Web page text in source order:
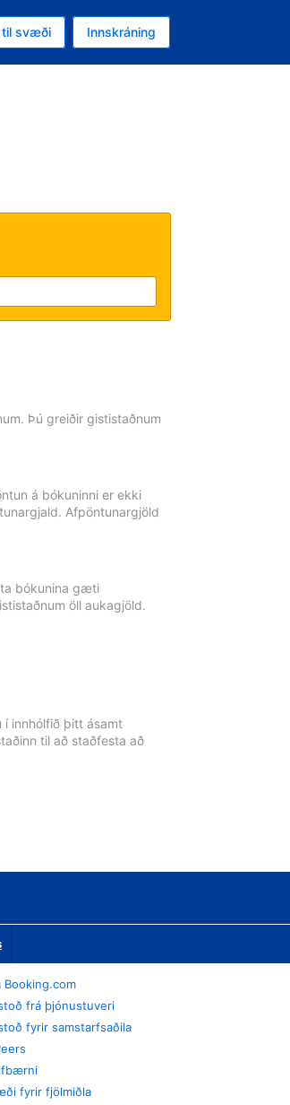
Íslensk króna
er tungumál þitt Íslensku
til svæði Innskráning
Þú greiðir gististaðnum
á bókuninni er ekki
Afpöntunargjöld
bókunina gæti
öll aukagjöld.
innhólfið þitt ásamt
til að staðfesta að
Booking.com
frá þjónustuveri
fyrir samstarfsaðila
fyrir fjölmiðla